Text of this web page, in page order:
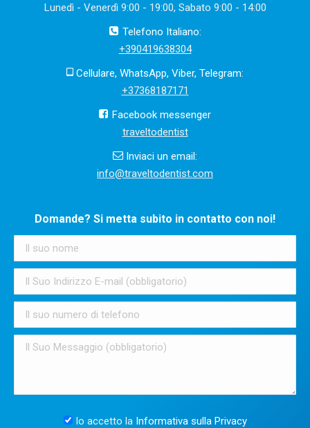
Lunedì - Venerdì 9:00 - 19:00, Sabato 9:00 - 14:00
Telefono Italiano:
+390419638304
Cellulare, WhatsApp, Viber, Telegram:
+37368187171
Facebook messenger
traveltodentist
Inviaci un email:
info@traveltodentist.com
Domande? Si metta subito in contatto con noi!
Io accetto la Informativa sulla Privacy